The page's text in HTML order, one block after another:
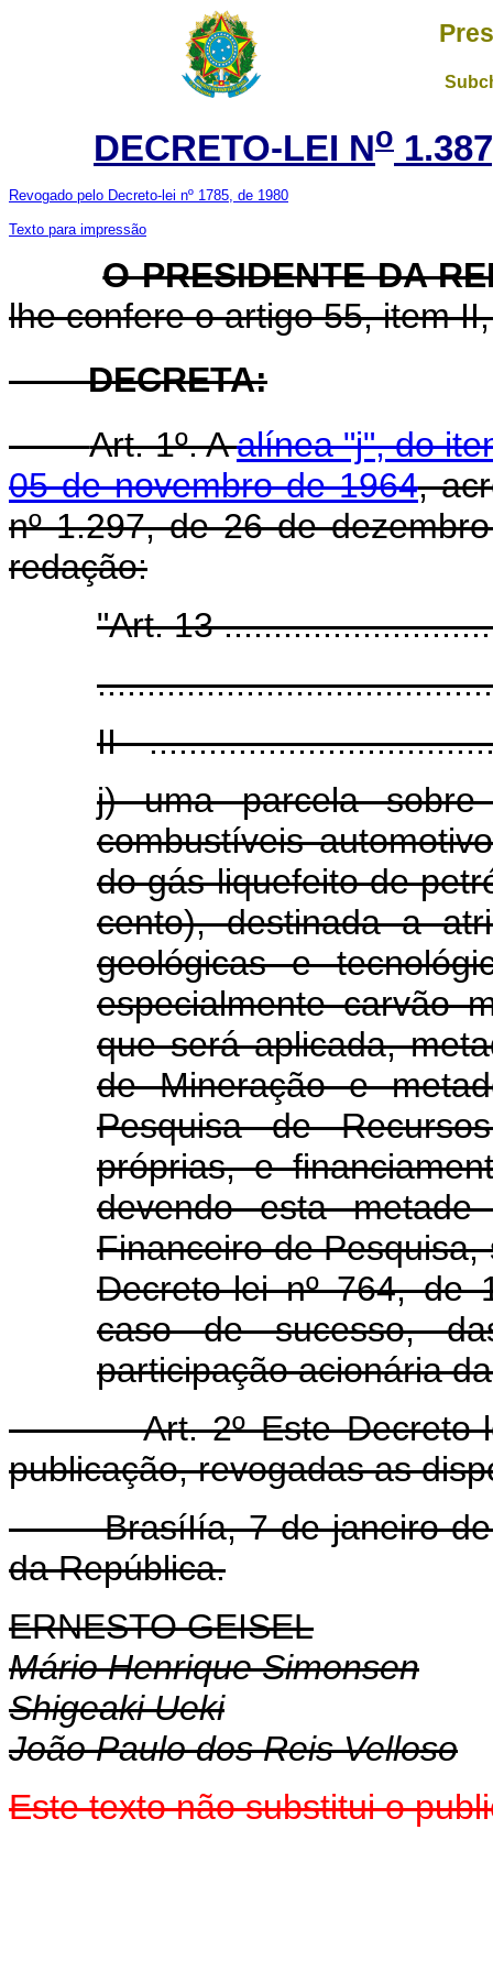
DECRETO-LEI No
Revogado pelo Decreto-lei nº 1785, de 1980
Texto para impressão
O PRESIDENTE DA
lhe confere o artigo 55, item
DECRETA:
Art. 1º. Aalínea "j", do
05 de novembro de 1964,
nº 1.297, de 26 de
redação:
"Art. 13
II -
j) uma parcela
combustíveis
do gás liquefeito de
cento), destinada a
geológicas e
especialmente carvão
que será aplicada,
de Mineração e
Pesquisa de
próprias, e
devendo esta
Financeiro de
Decreto-lei nº 764,
caso de sucesso,
participação acionária
Art. 2º Este Decreto-lei
publicação, revogadas as
BrasíIía, 7 de janeiro de
da República.
ERNESTO GEISEL
Mário Henrique Simonsen
Shigeaki Ueki
João Paulo dos Reis Velloso
Este texto não substitui o